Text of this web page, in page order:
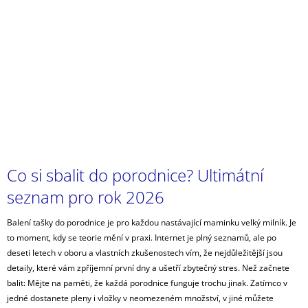
Co si sbalit do porodnice? Ultimátní
seznam pro rok 2026
Balení tašky do porodnice je pro každou nastávající maminku velký milník. Je
to moment, kdy se teorie mění v praxi. Internet je plný seznamů, ale po
deseti letech v oboru a vlastních zkušenostech vím, že nejdůležitější jsou
detaily, které vám zpříjemní první dny a ušetří zbytečný stres. Než začnete
balit: Mějte na paměti, že každá porodnice funguje trochu jinak. Zatímco v
jedné dostanete pleny i vložky v neomezeném množství, v jiné můžete